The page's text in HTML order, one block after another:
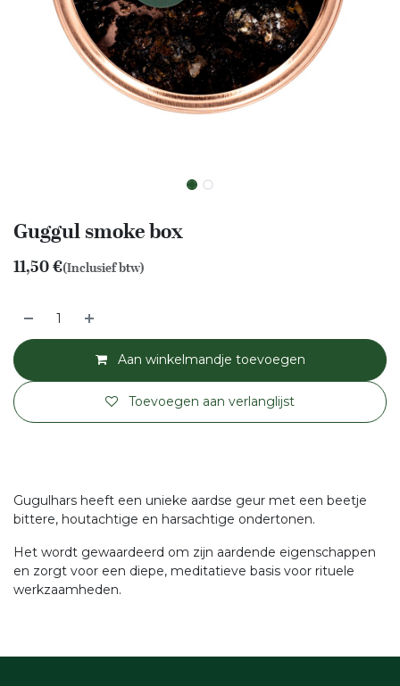
Guggul smoke box
11,50€(Inclusief btw)
Aan winkelmandje toevoegen
Toevoegen aan verlanglijst
Gugulhars heeft een unieke aardse geur met een beetje
bittere, houtachtige en harsachtige ondertonen.
Het wordt gewaardeerd om zijn aardende eigenschappen
en zorgt voor een diepe, meditatieve basis voor rituele
werkzaamheden.